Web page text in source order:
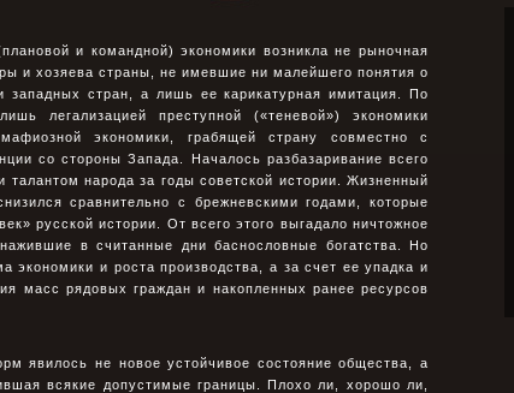
и командной) экономики возникла не рыночная
и хозяева страны, не имевшие ни малейшего понятия о
западных стран, а лишь ее карикатурная имитация. По
легализацией преступной («теневой») экономики
экономики, грабящей страну совместно с
со стороны Запада. Началось разбазаривание всего
народа за годы советской истории. Жизненный
сравнительно с брежневскими годами, которые
русской истории. От всего этого выгадало ничтожное
в считанные дни баснословные богатства. Но
экономики и роста производства, а за счет ее упадка и
масс рядовых граждан и накопленных ранее ресурсов
явилось не новое устойчивое состояние общества, а
всякие допустимые границы. Плохо ли, хорошо ли,